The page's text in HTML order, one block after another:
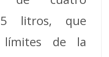
litros, que
límites de la